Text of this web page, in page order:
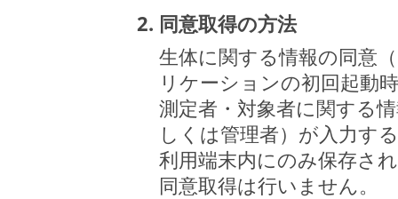
2. 同意取得の方法
生体に関する情報の同意
リケーションの初回起動
測定者・対象者に関する
しくは管理者）が入力す
利用端末内にのみ保存さ
同意取得は行いません。